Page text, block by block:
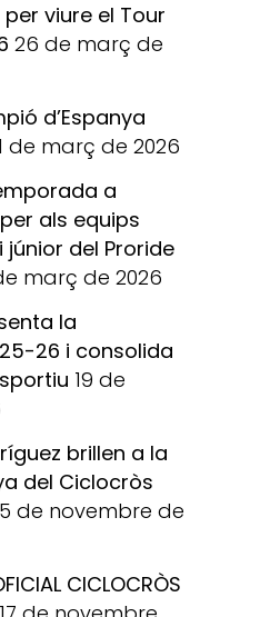
viure el Tour
26 de març de
d’Espanya
de març de 2026
a
als equips
del Proride
març de 2026
la
26 i consolida
19 de
brillen a la
del Ciclocròs
de novembre de
CICLOCRÒS